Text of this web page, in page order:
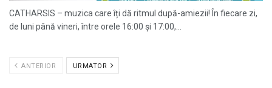
CATHARSIS – muzica care îți dă ritmul după-amiezii! În fiecare zi,
de luni până vineri, între orele 16:00 și 17:00,...
ANTERIOR URMATOR